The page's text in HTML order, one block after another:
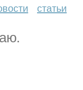
статьи